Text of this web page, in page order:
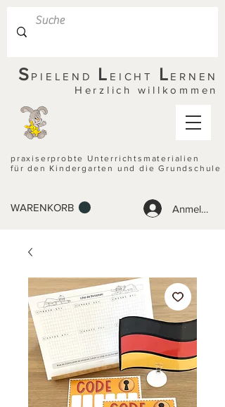
S PIELEND L EICHT L ERNEN
Herzlich willkommen
praxiserprobte Unterrichtsmaterialien
für den Kindergarten und die Grundschule
WARENKORB Anmelden